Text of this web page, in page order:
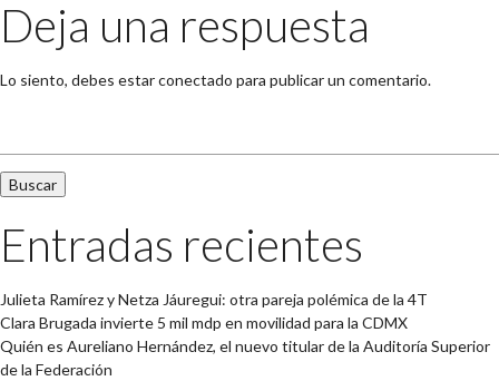
Deja una respuesta
Lo siento, debes estarconectado para publicar un comentario.
Entradas recientes
Julieta Ramírez y Netza Jáuregui: otra pareja polémica de la 4T
Clara Brugada invierte 5 mil mdp en movilidad para la CDMX
Quién es Aureliano Hernández, el nuevo titular de la Auditoría Superior
de la Federación